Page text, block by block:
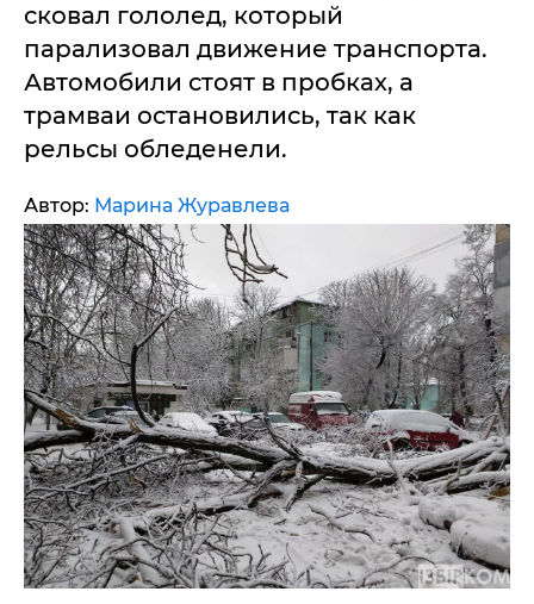
сковал гололед, который
парализовал движение транспорта.
Автомобили стоят в пробках, а
трамваи остановились, так как
рельсы обледенели.
Автор: Марина Журавлева